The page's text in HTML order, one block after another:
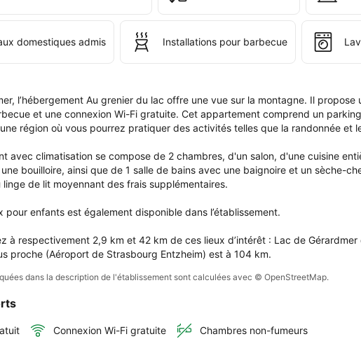
du
lac.
domestiques admis Installations pour barbecue
l’hébergement Au grenier du lac offre une vue sur la montagne. Il propose
et une connexion Wi-Fi gratuite. Cet appartement comprend un
région où vous pourrez pratiquer des activités telles que la randonnée et
avec climatisation se compose de 2 chambres, d'un salon, d'une cuisine
bouilloire, ainsi que de 1 salle de bains avec une baignoire et un sèche-
de lit moyennant des frais supplémentaires.
pour enfants est également disponible dans l’établissement.
à respectivement 2,9 km et 42 km de ces lieux d’intérêt : Lac de Gérardmer
proche (Aéroport de Strasbourg Entzheim) est à 104 km.
dans la description de l'établissement sont calculées avec © OpenStreetMap.
Connexion Wi-Fi gratuite Chambres non-fumeurs